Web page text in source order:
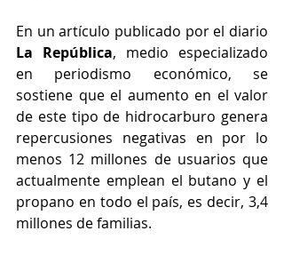
La República, medio especializado
en periodismo económico, se
sostiene que el aumento en el valor
de este tipo de hidrocarburo genera
repercusiones negativas en por lo
menos 12 millones de usuarios que
actualmente emplean el butano y el
propano en todo el país, es decir, 3,4
millones de familias.